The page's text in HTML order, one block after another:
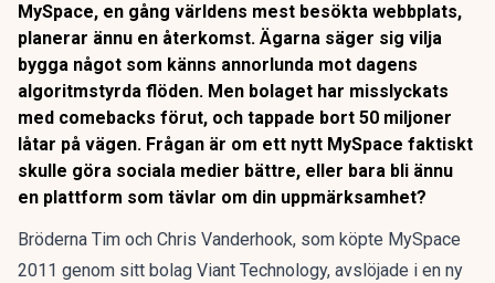
MySpace, en gång världens mest besökta webbplats,
planerar ännu en återkomst. Ägarna säger sig vilja
bygga något som känns annorlunda mot dagens
algoritmstyrda flöden. Men bolaget har misslyckats
med comebacks förut, och tappade bort 50 miljoner
låtar på vägen. Frågan är om ett nytt MySpace faktiskt
skulle göra sociala medier bättre, eller bara bli ännu
en plattform som tävlar om din uppmärksamhet?
Bröderna Tim och Chris Vanderhook, som köpte MySpace
2011 genom sitt bolag Viant Technology, avslöjade i en ny